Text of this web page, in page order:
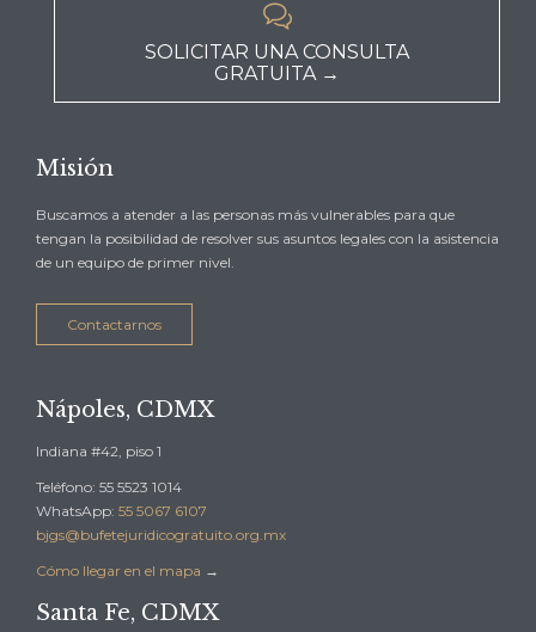

SOLICITAR UNA CONSULTA
GRATUITA →
Misión
Buscamos a atender a las personas más vulnerables para que
tengan la posibilidad de resolver sus asuntos legales con la asistencia
de un equipo de primer nivel.
Contactarnos
Nápoles, CDMX
Indiana #42, piso 1
Teléfono: 55 5523 1014
WhatsApp: 55 5067 6107
bjgs@bufetejuridicogratuito.org.mx
Cómo llegar en el mapa →
Santa Fe, CDMX